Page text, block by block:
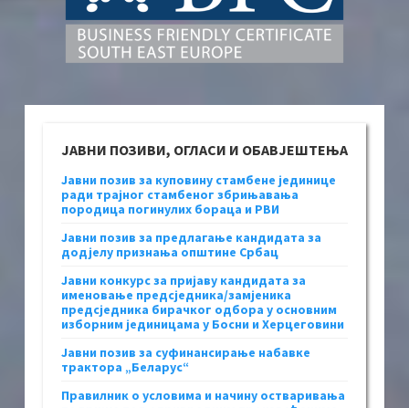
ЈАВНИ ПОЗИВИ, ОГЛАСИ И ОБАВЈЕШТЕЊА
Јавни позив за куповину стамбене јединице
ради трајног стамбеног збрињавања
породица погинулих бораца и РВИ
Јавни позив за предлагање кандидата за
додјелу признања општине Србац
Јавни конкурс за пријаву кандидата за
именовање предсједника/замјеника
предсједника бирачког одбора у основним
изборним јединицама у Босни и Херцеговини
Јавни позив за суфинансирање набавке
трактора „Беларус“
Правилник о условима и начину остваривања